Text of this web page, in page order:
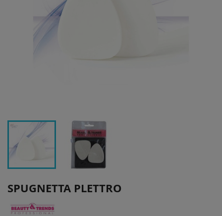
SPUGNETTA PLETTRO